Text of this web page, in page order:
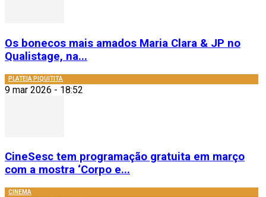
Os bonecos mais amados Maria Clara & JP no
Qualistage, na...
PLATEIA PIQUITITA
9 mar 2026 - 18:52
CineSesc tem programação gratuita em março
com a mostra ‘Corpo e...
CINEMA